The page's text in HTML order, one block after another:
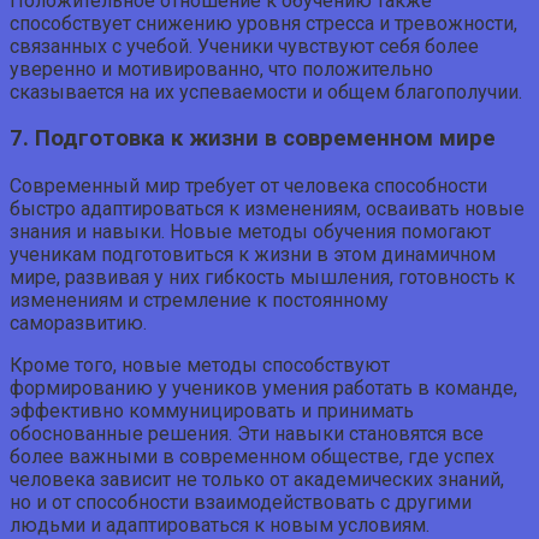
способствует снижению уровня стресса и тревожности,
связанных с учебой. Ученики чувствуют себя более
уверенно и мотивированно, что положительно
сказывается на их успеваемости и общем благополучии.
7. Подготовка к жизни в современном мире
Современный мир требует от человека способности
быстро адаптироваться к изменениям, осваивать новые
знания и навыки. Новые методы обучения помогают
ученикам подготовиться к жизни в этом динамичном
мире, развивая у них гибкость мышления, готовность к
изменениям и стремление к постоянному
саморазвитию.
Кроме того, новые методы способствуют
формированию у учеников умения работать в команде,
эффективно коммуницировать и принимать
обоснованные решения. Эти навыки становятся все
более важными в современном обществе, где успех
человека зависит не только от академических знаний,
но и от способности взаимодействовать с другими
людьми и адаптироваться к новым условиям.